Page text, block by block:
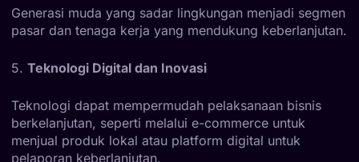
Generasi muda yang sadar lingkungan menjadi segmen
pasar dan tenaga kerja yang mendukung keberlanjutan.
5. Teknologi Digital dan Inovasi
Teknologi dapat mempermudah pelaksanaan bisnis
berkelanjutan, seperti melalui e-commerce untuk
menjual produk lokal atau platform digital untuk
pelaporan keberlanjutan.